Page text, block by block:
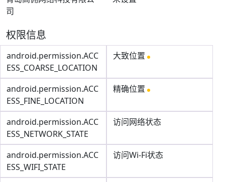
司
权限信息
android.permission.ACC
ESS_COARSE_LOCATION
大致位置
android.permission.ACC
ESS_FINE_LOCATION
精确位置
android.permission.ACC
ESS_NETWORK_STATE
访问网络状态
android.permission.ACC
ESS_WIFI_STATE
访问Wi-Fi状态